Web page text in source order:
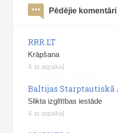
Pēdējie komentāri
RRR.LT
Krāpšana
4 st atpakaļ
Baltijas Starptautiskā
Slikta izglītības iestāde
4 st atpakaļ